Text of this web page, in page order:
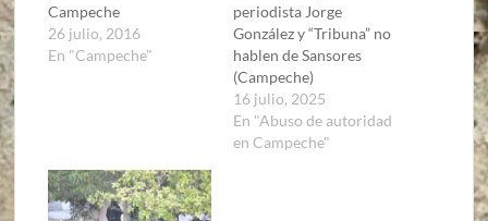
Campeche
26 julio, 2016
En "Campeche"
periodista Jorge
González y “Tribuna” no
hablen de Sansores
(Campeche)
16 julio, 2025
En "Abuso de autoridad
en Campeche"